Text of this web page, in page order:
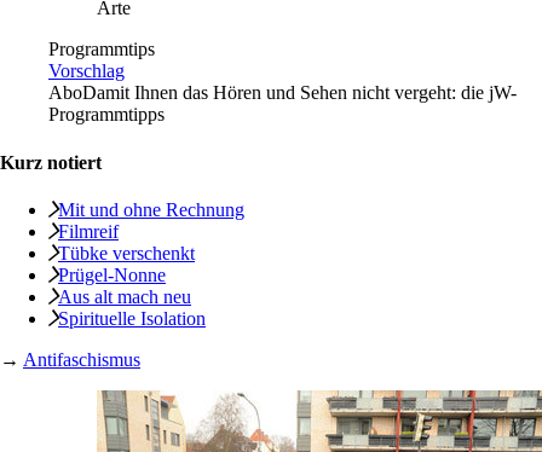
Arte
Programmtips
Vorschlag
AboDamit Ihnen das Hören und Sehen nicht vergeht: die jW-
Programmtipps
Kurz notiert
Mit und ohne Rechnung
Filmreif
Tübke verschenkt
Prügel-Nonne
Aus alt mach neu
Spirituelle Isolation
→ Antifaschismus